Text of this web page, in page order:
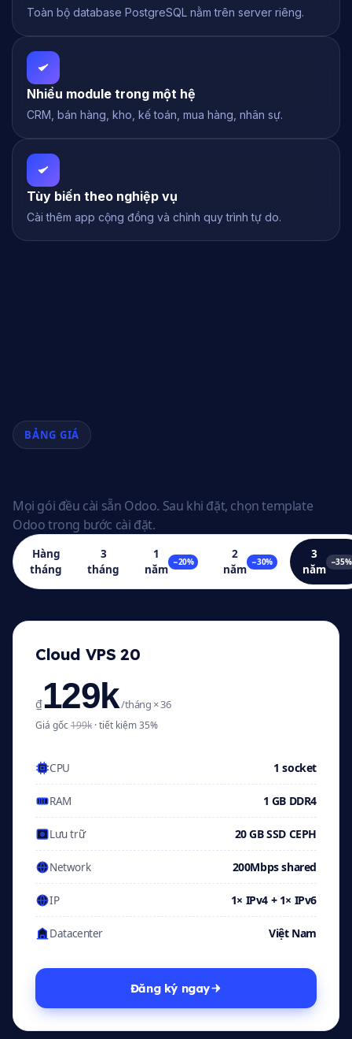
Toàn bộ database PostgreSQL nằm trên server riêng.
Nhiều module trong một hệ
CRM, bán hàng, kho, kế toán, mua hàng, nhân sự.
Tùy biến theo nghiệp vụ
Cài thêm app cộng đồng và chỉnh quy trình tự do.
BẢNG GIÁ
Mọi gói đều cài sẵn Odoo. Sau khi đặt, chọn template
Odoo trong bước cài đặt.
Hàng
tháng
3
tháng
1
năm
−20%
2
năm
−30%
3
năm
−35%
Cloud VPS 20
₫129k/tháng × 36
Giá gốc199k · tiết kiệm 35%
CPU 1 socket
RAM 1 GB DDR4
Lưu trữ 20 GB SSD CEPH
Network 200Mbps shared
IP 1× IPv4 + 1× IPv6
Datacenter Việt Nam
Đăng ký ngay